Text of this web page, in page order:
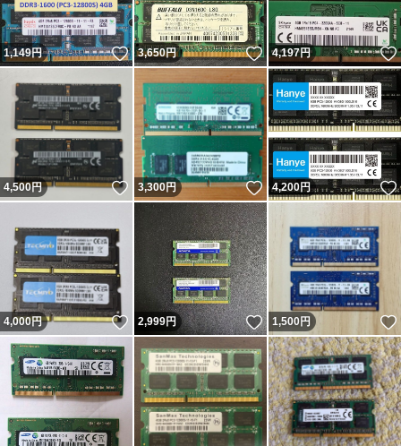
1,149円 いいね！
3,650円 いいね！
4,197円
4,500円 いいね！
3,300円 いいね！
4,200円
4,000円 いいね！
2,999円 いいね！
1,500円